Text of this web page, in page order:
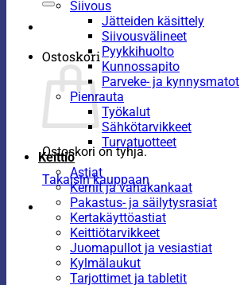
Ostoskori
Ostoskori on tyhjä.
Takaisin kauppaan
Siivous
Jätteiden käsittely
Siivousvälineet
Pyykkihuolto
Kunnossapito
Parveke- ja kynnysmatot
Pienrauta
Työkalut
Sähkötarvikkeet
Turvatuotteet
Keittiö
Astiat
Kernit ja vahakankaat
Pakastus- ja säilytysrasiat
Kertakäyttöastiat
Keittiötarvikkeet
Juomapullot ja vesiastiat
Kylmälaukut
Tarjottimet ja tabletit